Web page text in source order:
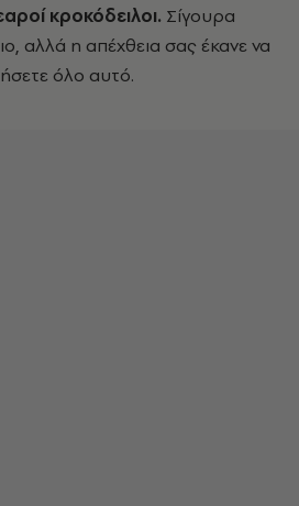
κροκόδειλοι. Σίγουρα
αλλά η απέχθεια σας έκανε να
όλο αυτό.